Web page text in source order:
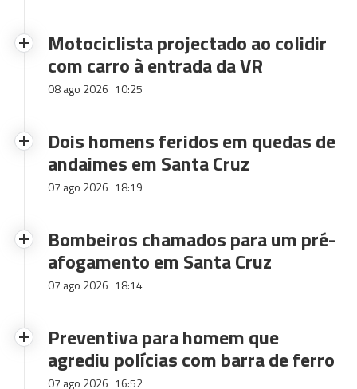
Motociclista projectado ao colidir
com carro à entrada da VR
08 ago 2026 10:25
Dois homens feridos em quedas de
andaimes em Santa Cruz
07 ago 2026 18:19
Bombeiros chamados para um pré-
afogamento em Santa Cruz
07 ago 2026 18:14
Preventiva para homem que
agrediu polícias com barra de ferro
07 ago 2026 16:52